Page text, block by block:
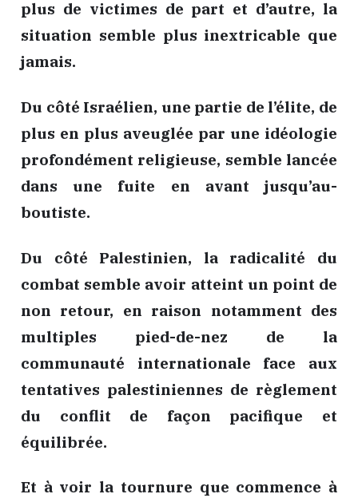
plus de victimes de part et d’autre, la
situation semble plus inextricable que
jamais.
Du côté Israélien, une partie de l’élite, de
plus en plus aveuglée par une idéologie
profondément religieuse, semble lancée
dans une fuite en avant jusqu’au-
boutiste.
Du côté Palestinien, la radicalité du
combat semble avoir atteint un point de
non retour, en raison notamment des
multiples pied-de-nez de la
communauté internationale face aux
tentatives palestiniennes de règlement
du conflit de façon pacifique et
équilibrée.
Et à voir la tournure que commence à